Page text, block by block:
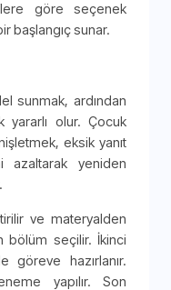
göre seçenek
başlangıç sunar.
sunmak, ardından
yararlı olur. Çocuk
eksik yanıt
azaltarak yeniden
ve materyalden
bölüm seçilir. İkinci
göreve hazırlanır.
yapılır. Son